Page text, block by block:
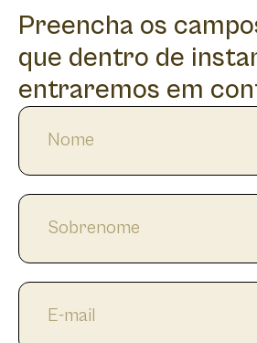
Preencha os
que dentro de
entraremos em